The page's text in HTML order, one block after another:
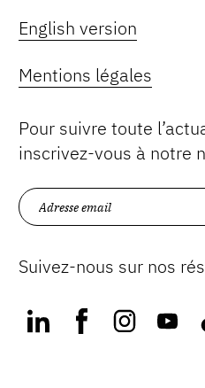
English version
Mentions légales
Pour suivre toute
inscrivez-vous à notre
Suivez-nous sur nos